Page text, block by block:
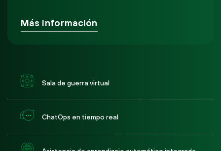
Más información
Sala de guerra virtual
ChatOps en tiempo real